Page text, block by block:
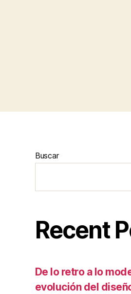
Buscar
Recent
De lo retro a lo
evolución del